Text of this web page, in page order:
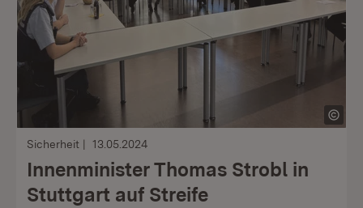
Sicherheit 13.05.2024
Innenminister Thomas Strobl in
Stuttgart auf Streife